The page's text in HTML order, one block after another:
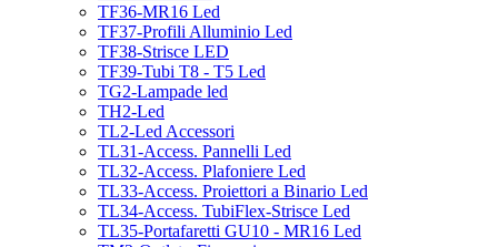
TF36-MR16 Led
TF37-Profili Alluminio Led
TF38-Strisce LED
TF39-Tubi T8 - T5 Led
TG2-Lampade led
TH2-Led
TL2-Led Accessori
TL31-Access. Pannelli Led
TL32-Access. Plafoniere Led
TL33-Access. Proiettori a Binario Led
TL34-Access. TubiFlex-Strisce Led
TL35-Portafaretti GU10 - MR16 Led